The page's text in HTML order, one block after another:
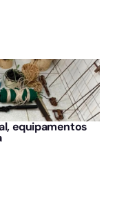
equipamentos